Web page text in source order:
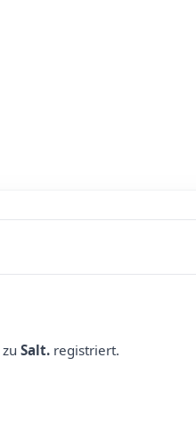
zu Salt. registriert.